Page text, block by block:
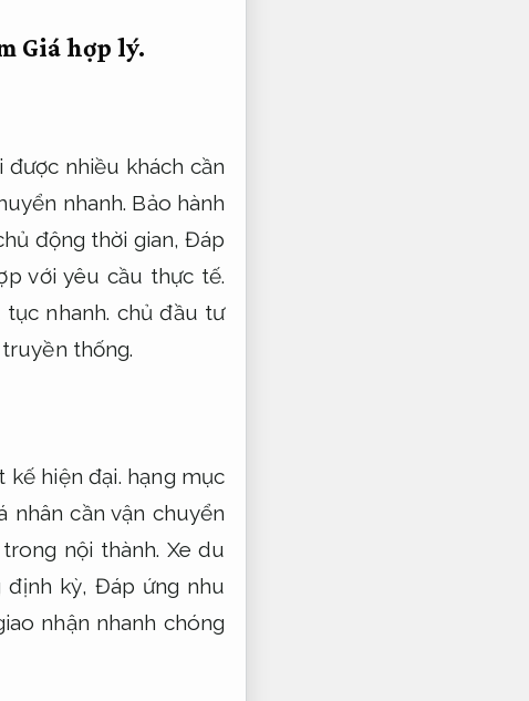
Giá hợp lý.
được nhiều khách cần
nhanh. Bảo hành
động thời gian,Đáp
với yêu cầu thực tế.
tục nhanh. chủ đầu tư
thống.
kế hiện đại. hạng mục
nhân cần vận chuyển
nội thành. Xe du
định kỳ, Đáp ứng nhu
nhận nhanh chóng